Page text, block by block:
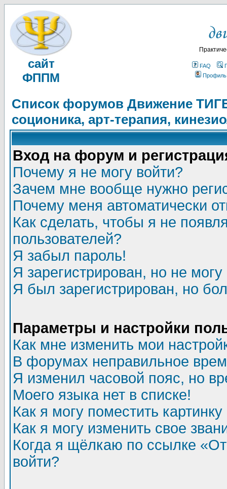
сайт
ФППМ
FAQ
Профиль
Список форумов Движение
соционика, арт-терапия,
Вход на форум и
Почему я не могу войти?
Зачем мне вообще нужно
Почему меня автоматически
Как сделать, чтобы я не
пользователей?
Я забыл пароль!
Я зарегистрирован, но не могу
Я был зарегистрирован, но
Параметры и настройки
Как мне изменить мои
В форумах неправильное
Я изменил часовой пояс, но
Моего языка нет в списке!
Как я могу поместить
Как я могу изменить свое
Когда я щёлкаю по ссылке
войти?